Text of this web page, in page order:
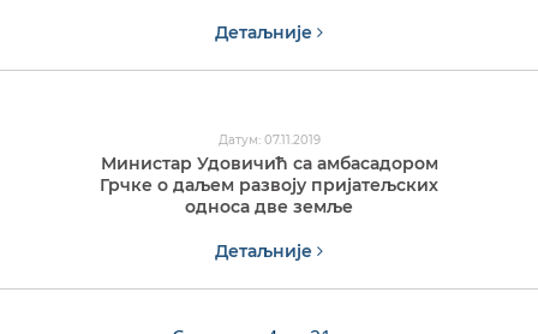
Детаљније
Датум: 07.11.2019
Министар Удовичић са амбасадором
Грчке o даљем развоју пријатељских
односа две земље
Детаљније